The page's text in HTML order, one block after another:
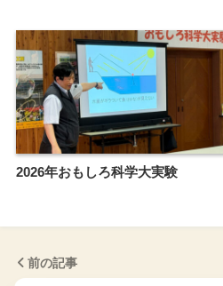
2026年おもしろ科学大実験
前の記事